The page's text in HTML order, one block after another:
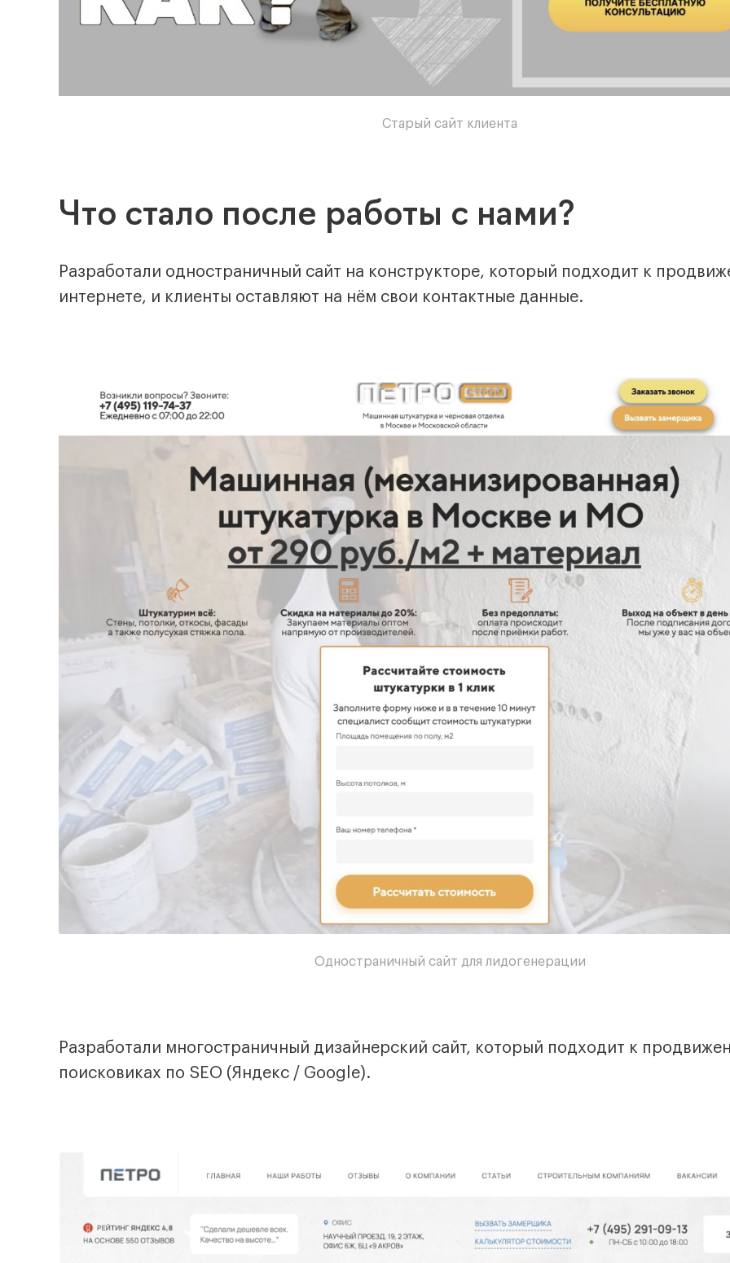
Старый сайт клиента
Что стало после работы с нами?
Разработали одностраничный сайт на конструкторе, который подходит к
интернете, и клиенты оставляют на нём свои контактные данные.
Одностраничный сайт для лидогенерации
Разработали многостраничный дизайнерский сайт, который подходит к
поисковиках по SEO (Яндекс / Google).